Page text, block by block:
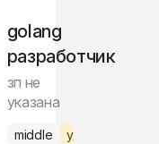
golang
разработчик
зп не
указана
middle удалённо по РФ